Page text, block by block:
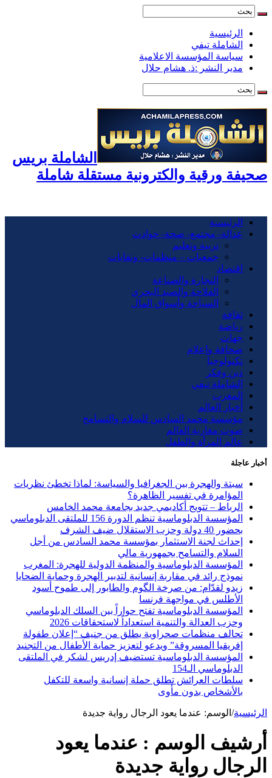
الرئيسية
الشاملة تيفي
سياسة المؤسسة الاعلامية
مدير النشر :ذ. هشام حلال
الشاملة بريس
صحيفة ورقية والكترونية مستقلة شاملة
الرئيسية
عدالة- مجتمع- صحة- حوادت
تربية وتعليم
جمعيات – منظمات- ونقابات
اقتصاد
التجارة والصناعة
الفلاحة والصيد البحري
السياحة وأسواق المال
ثقافة
رياضة
جهات
صحافة وإعلام
تكنولوجيا
دين وفكر
الشاملة تيفي
المغرب
أخبار العالم
مؤسسة محمد السادس للسلام والتسامح
صوت مغاربة العالم
عالم المرأة والطفل
أخبار عاجلة
سبتة والهجرة بين الجغرافيا والسياسة: لماذا تخطئ نظريات
المؤامرة في تفسير الظاهرة؟
الرباط – تتويج أكاديمي جديد بجامعة محمد الخامس
المؤسسة الدبلوماسية تنظم الدورة 156 للملتقى الدبلوماسي
بحضور 40 دولة وحزب الاستقلال ضيف الشرف
إحداث لجنة الاستثمار بمؤسسة محمد السادس من أجل
السلام والتسامح بجمهورية مالي
المؤسسة الدبلوماسية والمنظمة الدولية للهجرة: المغرب
نموذج رائد في مقاربة إنسانية لتدبير الهجرة وحماية الضحايا
زيدو لقدّام: من صرخة الگوم والطابور إلى طموح أسود
الأطلس في مواجهة فرنسا
المؤسسة الدبلوماسية تفتح حواراً بين السلك الدبلوماسي
وحزب العدالة والتنمية استعداداً لاستحقاقات 2026
تحالف منظمات صحراوية يطلق من جنيف “إعلان طفولة
إفريقيا المسروقة” ويدعو لتعزيز حماية الأطفال من التجنيد
المؤسسة الدبلوماسية تستضيف إدريس لشكر في الملتقى
الدبلوماسي الـ154
سلطات العرائش تطلق حملة إنسانية واسعة للتكفل
بالأشخاص بدون مأوى
الرئيسية/ الوسم: عندما يعود الرجال رواية جديدة
أرشيف الوسم : عندما يعود
الرجال رواية جديدة